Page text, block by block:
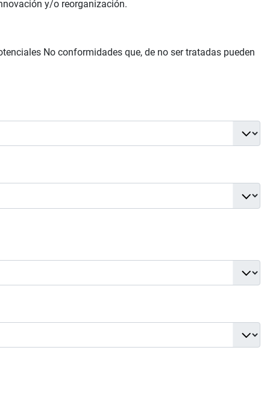
y/o reorganización.
No conformidades que, de no ser tratadas pueden